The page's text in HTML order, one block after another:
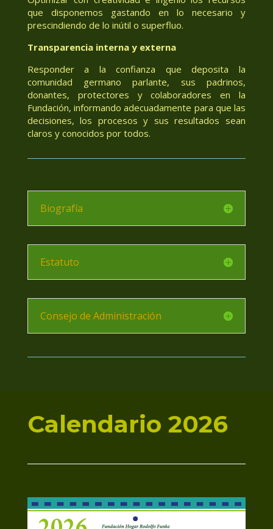
que disponemos gastando en lo necesario y
prescindiendo de lo inútil o superfluo.
Transparencia interna y externa
Responder a la confianza que deposita la
comunidad germano parlante, sus padrinos,
donantes, protectores y colaboradores en la
Fundación, informando adecuadamente para que las
decisiones, los procesos y sus resultados sean
claros y conocidos por todos.
Biografía
Estatuto
Consejo de Administración
Calendario 2026